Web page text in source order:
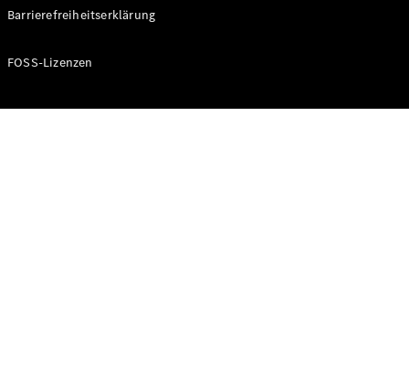
Barrierefreiheitserklärung
FOSS-Lizenzen